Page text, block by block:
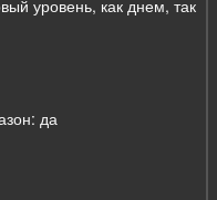
уровень, как днем, так
да